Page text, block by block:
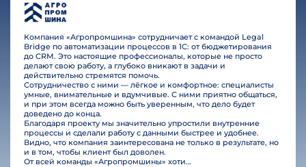
Компания «Агропромшина» сотрудничает с командой Legal
Bridge по автоматизации процессов в 1С: от бюджетирования
до CRM. Это настоящие профессионалы, которые не просто
делают свою работу, а глубоко вникают в задачи и
действительно стремятся помочь.
Сотрудничество с ними — лёгкое и комфортное: специалисты
умные, внимательные и вдумчивые. С ними приятно общаться,
и при этом всегда можно быть уверенным, что дело будет
доведено до конца.
Благодаря проекту мы значительно упростили внутренние
процессы и сделали работу с данными быстрее и удобнее.
Видно, что компания заинтересована не только в результате, но
и в том, чтобы клиент был доволен.
От всей команды «Агропромшины» хотим поблагодарить специалистов Legal Bridge за отличную работу и человеческое отношение.…